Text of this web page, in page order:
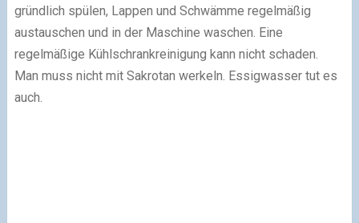
gründlich spülen, Lappen und Schwämme regelmäßig
austauschen und in der Maschine waschen. Eine
regelmäßige Kühlschrankreinigung kann nicht schaden.
Man muss nicht mit Sakrotan werkeln. Essigwasser tut es
auch.